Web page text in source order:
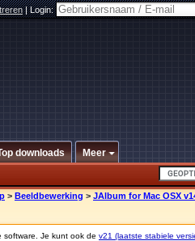
|Login:
downloads Meer
> Beeldbewerking > JAlbum for Mac OSX
software. Je kunt ook de v21 (laatste stabiele